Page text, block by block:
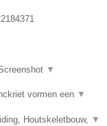
▼
vormen een ▼
Houtskeletbouw, ▼